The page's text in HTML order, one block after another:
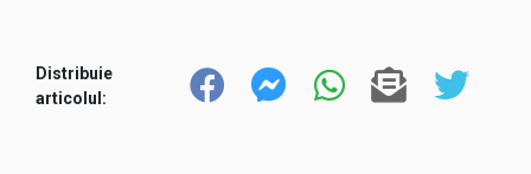
Distribuie
articolul: